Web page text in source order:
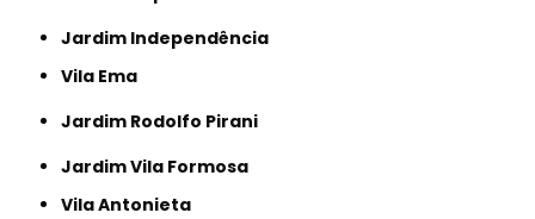
Jardim Independência
Vila Ema
Jardim Rodolfo Pirani
Jardim Vila Formosa
Vila Antonieta